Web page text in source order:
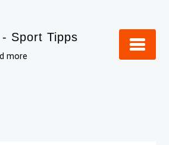
Sport Tipps
more